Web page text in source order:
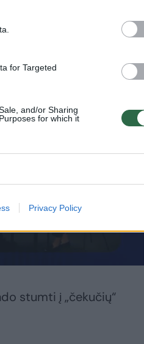
for Targeted
and/or Sharing
for which it
Privacy Policy
stumti į „čekučių“